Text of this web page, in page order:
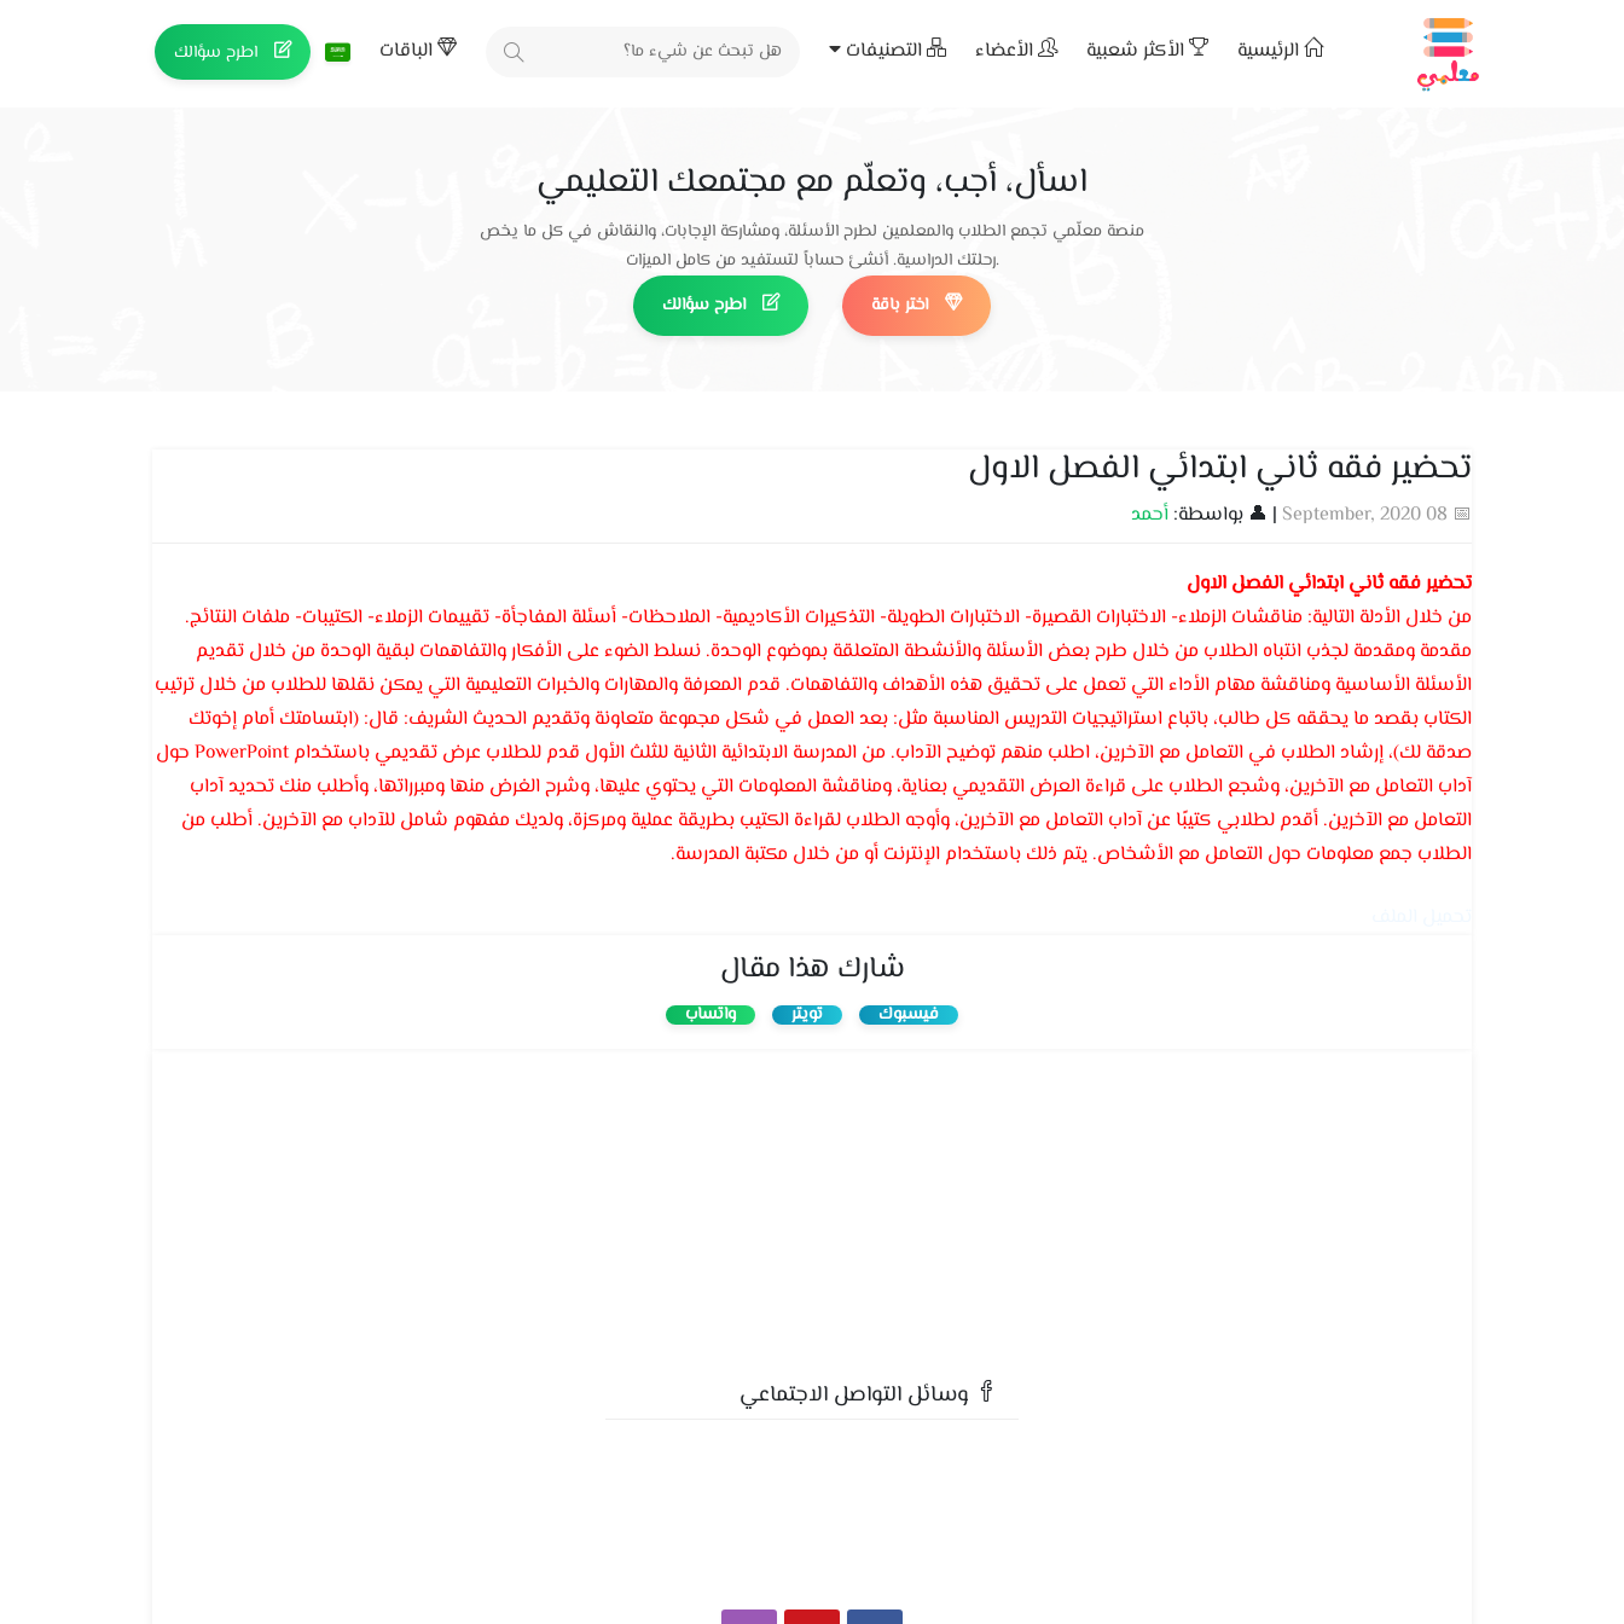
الرئيسية الأكثر شعبية الأعضاء التصنيفات الباقات اطرح سؤالك
اسأل، أجب، وتعلّم مع مجتمعك التعليمي
منصة معلّمي تجمع الطلاب والمعلمين لطرح الأسئلة، ومشاركة الإجابات، والنقاش في كل ما يخص
رحلتك الدراسية. أنشئ حساباً لتستفيد من كامل الميزات.
اطرح سؤالك
اختر باقة
تحضير فقه ثاني ابتدائي الفصل الاول
📅 08 September, 2020 | 👤 بواسطة: أحمد
تحضير فقه ثاني ابتدائي الفصل الاول
من خلال الأدلة التالية: مناقشات الزملاء- الاختبارات القصيرة- الاختبارات الطويلة- التذكيرات الأكاديمية- الملاحظات- أسئلة المفاجأة- تقييمات الزملاء- الكتيبات- ملفات النتائج.
مقدمة ومقدمة لجذب انتباه الطلاب من خلال طرح بعض الأسئلة والأنشطة المتعلقة بموضوع الوحدة. نسلط الضوء على الأفكار والتفاهمات لبقية الوحدة من خلال تقديم
الأسئلة الأساسية ومناقشة مهام الأداء التي تعمل على تحقيق هذه الأهداف والتفاهمات. قدم المعرفة والمهارات والخبرات التعليمية التي يمكن نقلها للطلاب من خلال ترتيب
الكتاب بقصد ما يحققه كل طالب، باتباع استراتيجيات التدريس المناسبة مثل: بعد العمل في شكل مجموعة متعاونة وتقديم الحديث الشريف: قال: (ابتسامتك أمام إخوتك
صدقة لك)، إرشاد الطلاب في التعامل مع الآخرين، اطلب منهم توضيح الآداب. من المدرسة الابتدائية الثانية للثلث الأول قدم للطلاب عرض تقديمي باستخدام PowerPoint حول
آداب التعامل مع الآخرين، وشجع الطلاب على قراءة العرض التقديمي بعناية، ومناقشة المعلومات التي يحتوي عليها، وشرح الغرض منها ومبرراتها، وأطلب منك تحديد آداب
التعامل مع الآخرين. أقدم لطلابي كتيبًا عن آداب التعامل مع الآخرين، وأوجه الطلاب لقراءة الكتيب بطريقة عملية ومركزة، ولديك مفهوم شامل للآداب مع الآخرين. أطلب من
الطلاب جمع معلومات حول التعامل مع الأشخاص. يتم ذلك باستخدام الإنترنت أو من خلال مكتبة المدرسة.
شارك هذا مقال
فيسبوك تويتر واتساب
وسائل التواصل الاجتماعي